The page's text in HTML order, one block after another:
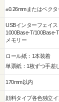
±0.26mmまたはベク
USBインターフェイス
1000Base-T/100Base-
メモリー
ロール紙：1本装着
単票紙：1枚ずつ手差
170mm以内
顔料タイプ各色独立